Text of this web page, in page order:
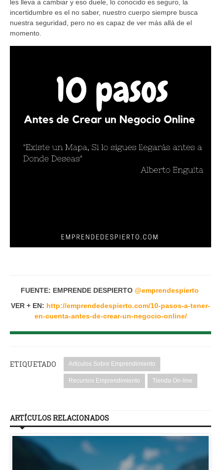
les lleva a cambiar y eso duele, lo conocido es seguro, la
incertidumbre es el no saber, nuestro cuerpo siempre busca
nuestra seguridad, pero no es capaz de ver más allá de el
momento.
FUENTE: EMPRENDE DESPIERTO @emprendespierto
VER + EN: http://emprendedespierto.com/10-pasos-a-tener-
en-cuenta-antes-de-crear-un-negocio-online/
ETIQUETADO Artículos Sobre Emprendimiento
Recursos Emprendimiento Tienda On-line
ARTÍCULOS RELACIONADOS